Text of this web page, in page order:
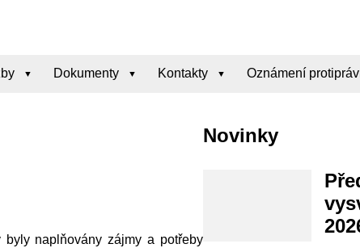
Dokumenty Kontakty Oznámení
naplňovány zájmy a potřeby
Novinky